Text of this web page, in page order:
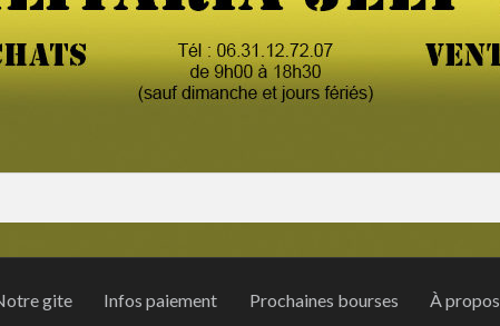
gite Infos paiement Prochaines bourses À propos